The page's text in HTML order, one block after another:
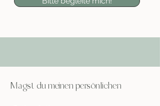
Magst du meinen persönlichen